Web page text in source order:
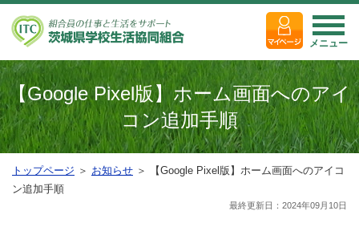
メニュー
【Google Pixel版】ホーム画面へのアイ
コン追加手順
トップページ ＞ お知らせ ＞ 【Google Pixel版】ホーム画面へのアイコ
ン追加手順
最終更新日：2024年09月10日